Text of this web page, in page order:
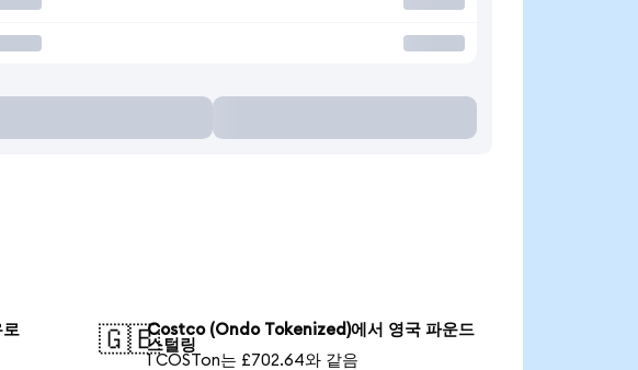
🇬🇧Costco (Ondo Tokenized)에서 영국 파운드
스털링
1 COSTon는 £702.64와 같음